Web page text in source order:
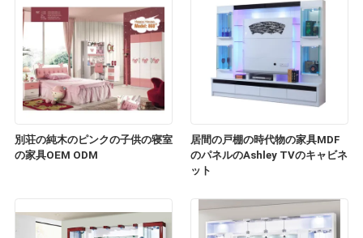
別荘の純木のピンクの子供の寝室
の家具OEM ODM
居間の戸棚の時代物の家具MDF
のパネルのAshley TVのキャビネ
ット